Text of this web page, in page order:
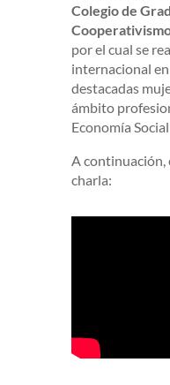
Colegio de
por el cual se
internacional
destacadas
ámbito
Economía
A continuación,
charla: